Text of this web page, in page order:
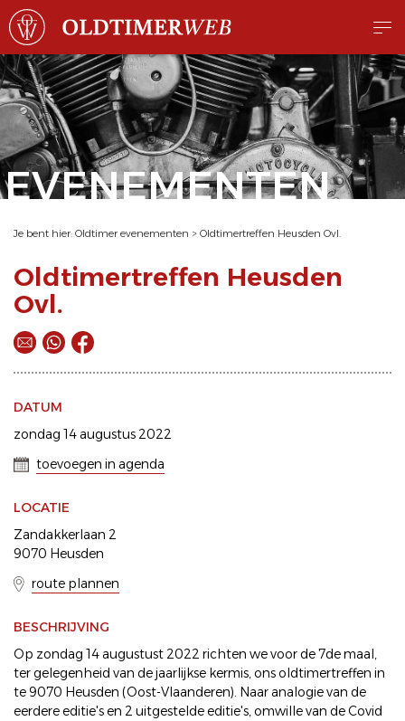
EVENEMENTEN
Je bent hier: Oldtimer evenementen > Oldtimertreffen Heusden Ovl.
Oldtimertreffen Heusden
Ovl.
DATUM
zondag 14 augustus 2022
toevoegen in agenda
LOCATIE
Zandakkerlaan 2
9070 Heusden
route plannen
BESCHRIJVING
Op zondag 14 augustust 2022 richten we voor de 7de maal,
ter gelegenheid van de jaarlijkse kermis, ons oldtimertreffen in
te 9070 Heusden (Oost-Vlaanderen). Naar analogie van de
eerdere editie's en 2 uitgestelde editie's, omwille van de Covid